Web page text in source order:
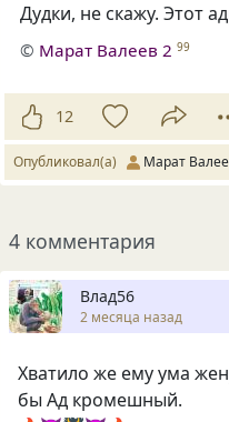
Дудки, не скажу. Этот
© Марат Валеев 2 99
12
Опубликовал(а) Марат
4 комментария
Влад56
2 месяца назад
Хватило же ему ума
бы Ад кромешный.